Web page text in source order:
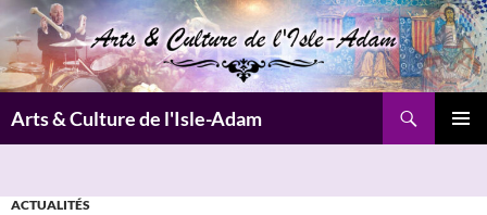
Aller
au
contenu
Arts & Culture de l'Isle-Adam
ACTUALITÉS